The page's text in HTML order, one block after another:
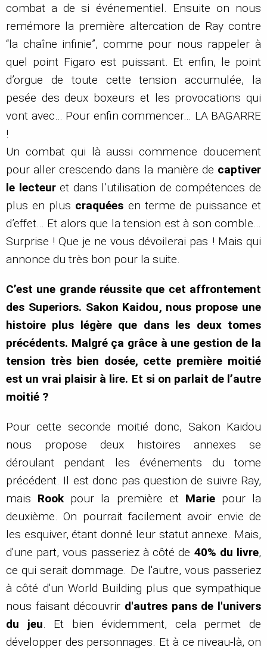
combat a de si événementiel. Ensuite on nous
remémore la première altercation de Ray contre
“la chaîne infinie”, comme pour nous rappeler à
quel point Figaro est puissant. Et enfin, le point
d’orgue de toute cette tension accumulée, la
pesée des deux boxeurs et les provocations qui
vont avec… Pour enfin commencer… LA BAGARRE
!
Un combat qui là aussi commence doucement
pour aller crescendo dans la manière de captiver
le lecteuret dans l’utilisation de compétences de
plus en plus craquées en terme de puissance et
d’effet… Et alors que la tension est à son comble…
Surprise ! Que je ne vous dévoilerai pas ! Mais qui
annonce du très bon pour la suite.
C’est une grande réussite que cet affrontement
des Superiors. Sakon Kaidou, nous propose une
histoire plus légère que dans les deux tomes
précédents. Malgré ça grâce à une gestion de la
tension très bien dosée, cette première moitié
est un vrai plaisir à lire. Et si on parlait de l’autre
moitié ?
Pour cette seconde moitié donc, Sakon Kaidou
nous propose deux histoires annexes se
déroulant pendant les événements du tome
précédent. Il est donc pas question de suivre Ray,
mais Rookpour la première et Mariepour la
deuxième. On pourrait facilement avoir envie de
les esquiver, étant donné leur statut annexe. Mais,
d'une part, vous passeriez à côté de 40% du livre,
ce qui serait dommage. De l'autre, vous passeriez
à côté d'un World Building plus que sympathique
nous faisant découvrir d'autres pans de l'univers
du jeu. Et bien évidemment, cela permet de
développer des personnages. Et à ce niveau-là, on